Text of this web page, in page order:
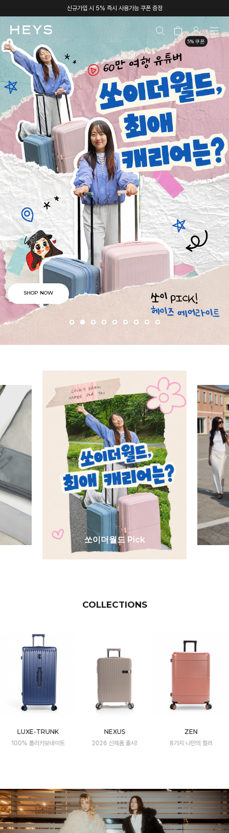
신규가입 시 5% 즉시 사용가능 쿠폰 증정
5% 쿠폰
SHOP NOW
쏘이더월드 Pick
COLLECTIONS
LUXE-TRUNK
100% 폴리카보네이트
NEXUS
2026 신제품 출시!
ZEN
8가지 나만의 컬러